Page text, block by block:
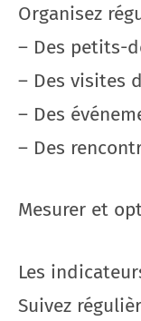
Organisez
– Des petits-
– Des visites
– Des
– Des
Mesurer et
Les
Suivez